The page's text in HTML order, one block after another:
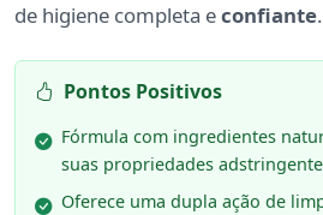
de higiene completa econfiante.
Pontos Positivos
Fórmula com ingredientes
suas propriedades
Oferece uma dupla ação de